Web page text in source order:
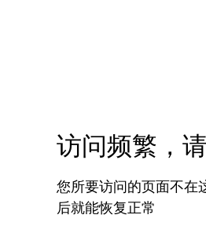
访问频繁，
您所要访问的页面不在
后就能恢复正常